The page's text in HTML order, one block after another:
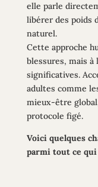
elle parle
libérer des poids
naturel.
Cette approche
blessures, mais
significatives.
adultes comme
mieux-être
protocole figé.
Voici quelques
parmi tout ce